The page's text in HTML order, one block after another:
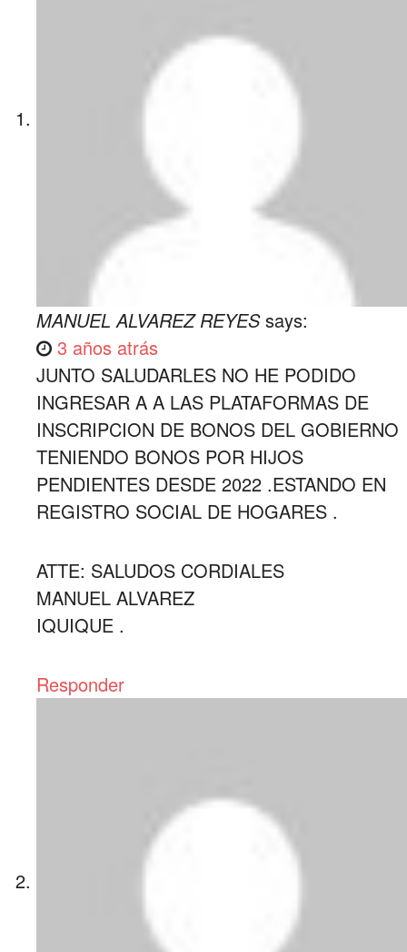
MANUEL ALVAREZ REYES says:
3 años atrás
JUNTO SALUDARLES NO HE PODIDO
INGRESAR A A LAS PLATAFORMAS DE
INSCRIPCION DE BONOS DEL GOBIERNO
TENIENDO BONOS POR HIJOS
PENDIENTES DESDE 2022 .ESTANDO EN
REGISTRO SOCIAL DE HOGARES .
ATTE: SALUDOS CORDIALES
MANUEL ALVAREZ
IQUIQUE .
Responder